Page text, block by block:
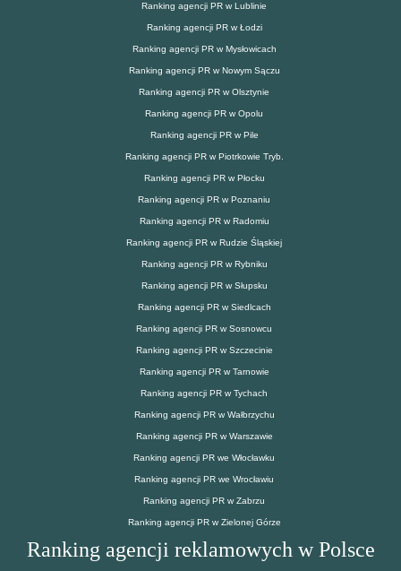
Ranking agencji PR w Lublinie
Ranking agencji PR w Łodzi
Ranking agencji PR w Mysłowicach
Ranking agencji PR w Nowym Sączu
Ranking agencji PR w Olsztynie
Ranking agencji PR w Opolu
Ranking agencji PR w Pile
Ranking agencji PR w Piotrkowie Tryb.
Ranking agencji PR w Płocku
Ranking agencji PR w Poznaniu
Ranking agencji PR w Radomiu
Ranking agencji PR w Rudzie Śląskiej
Ranking agencji PR w Rybniku
Ranking agencji PR w Słupsku
Ranking agencji PR w Siedlcach
Ranking agencji PR w Sosnowcu
Ranking agencji PR w Szczecinie
Ranking agencji PR w Tarnowie
Ranking agencji PR w Tychach
Ranking agencji PR w Wałbrzychu
Ranking agencji PR w Warszawie
Ranking agencji PR we Włocławku
Ranking agencji PR we Wrocławiu
Ranking agencji PR w Zabrzu
Ranking agencji PR w Zielonej Górze
Ranking agencji reklamowych w Polsce